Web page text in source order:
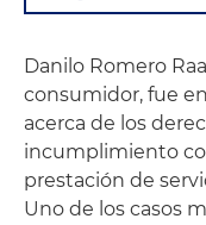
Danilo Romero
consumidor, fue
acerca de los
incumplimiento
prestación de
Uno de los casos